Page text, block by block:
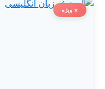
⭐ ویژه